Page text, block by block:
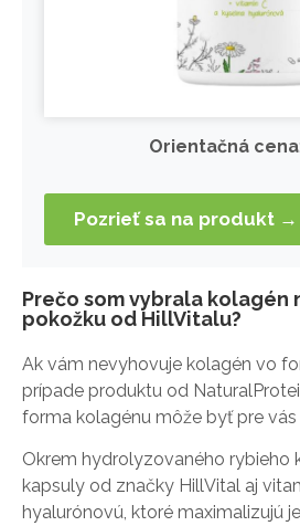
Orientačná cena
Pozrieť sa na produkt →
Prečo som vybrala kolagén
pokožku od HillVitalu?
Ak vám nevyhovuje kolagén vo
prípade produktu od
forma kolagénu môže byť pre vás
Okrem hydrolyzovaného rybieho
kapsuly od značky HillVital aj
hyalurónovú, ktoré maximalizujú